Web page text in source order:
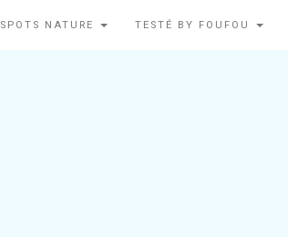
SPOTS NATURE TESTÉ BY FOUFOU